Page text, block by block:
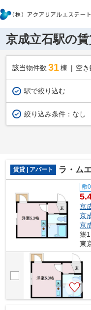
京成立石駅の
該当物件数 31棟 空き
駅で絞り込む
絞り込み条件： なし
賃貸 | アパート ラ・ム
敷0
京
京
京
築
東